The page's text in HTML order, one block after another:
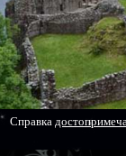
Справка